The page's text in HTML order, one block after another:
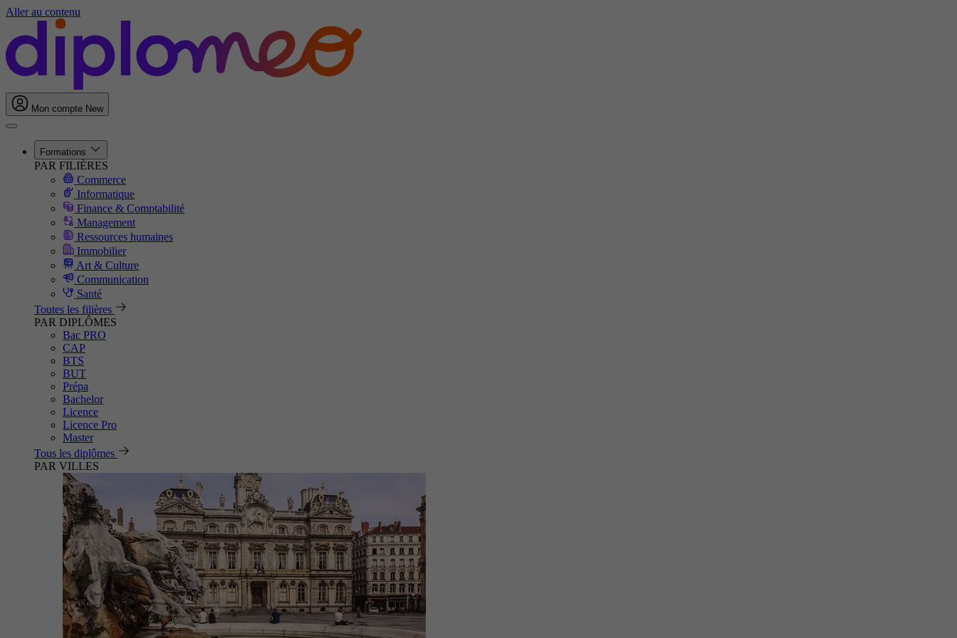
Aller au contenu
Mon compte New
Formations
PAR FILIÈRES
Commerce
Informatique
Finance & Comptabilité
Management
Ressources humaines
Immobilier
Art & Culture
Communication
Santé
Toutes les filières
PAR DIPLÔMES
Bac PRO
CAP
BTS
BUT
Prépa
Bachelor
Licence
Licence Pro
Master
Tous les diplômes
PAR VILLES